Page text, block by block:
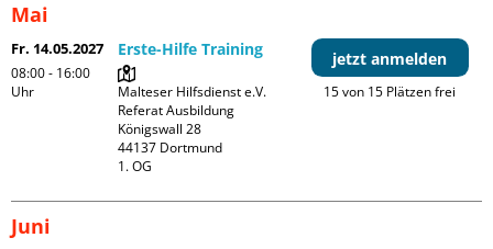
Mai
Fr. 14.05.2027
08:00 - 16:00
Uhr
Erste-Hilfe Training
Malteser Hilfsdienst e.V.
Referat Ausbildung
Königswall 28
44137 Dortmund
1. OG
jetzt anmelden
15 von 15 Plätzen frei
Juni